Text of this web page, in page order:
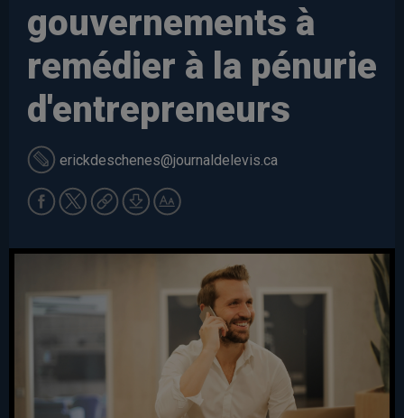
gouvernements à
remédier à la pénurie
d'entrepreneurs
erickdeschenes@journaldelevis.ca